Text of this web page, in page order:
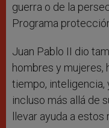
guerra o de la
Programa
Juan Pablo II dio
hombres y mujeres,
tiempo, inteligencia,
incluso más allá de
llevar ayuda a estos